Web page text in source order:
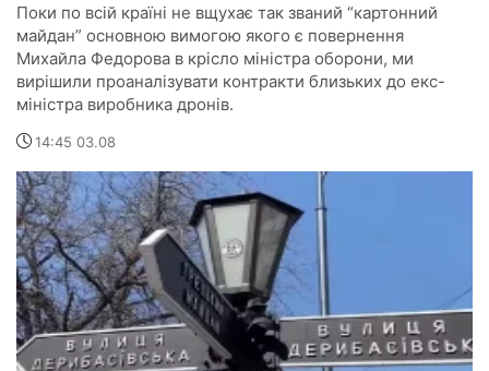
Поки по всій країні не вщухає так званий “картонний
майдан” основною вимогою якого є повернення
Михайла Федорова в крісло міністра оборони, ми
вирішили проаналізувати контракти близьких до екс-
міністра виробника дронів.
14:45 03.08